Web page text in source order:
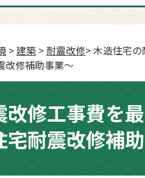
>建築 >耐震改修> 木造住宅
改修補助事業～
修工事費を
宅耐震改修補